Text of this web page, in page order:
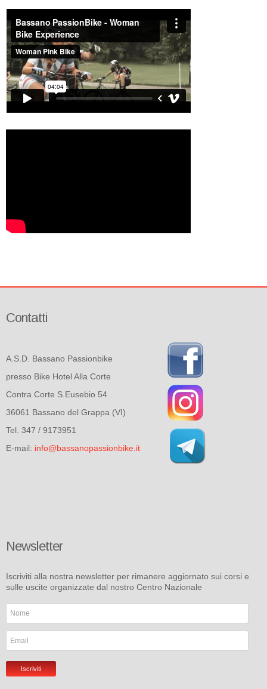
Contatti
A.S.D. Bassano Passionbike
presso Bike Hotel Alla Corte
Contra Corte S.Eusebio 54
36061 Bassano del Grappa (VI)
Tel. 347 / 9173951
E-mail: info@bassanopassionbike.it
Newsletter
Iscriviti alla nostra newsletter per rimanere aggiornato sui corsi e
sulle uscite organizzate dal nostro Centro Nazionale